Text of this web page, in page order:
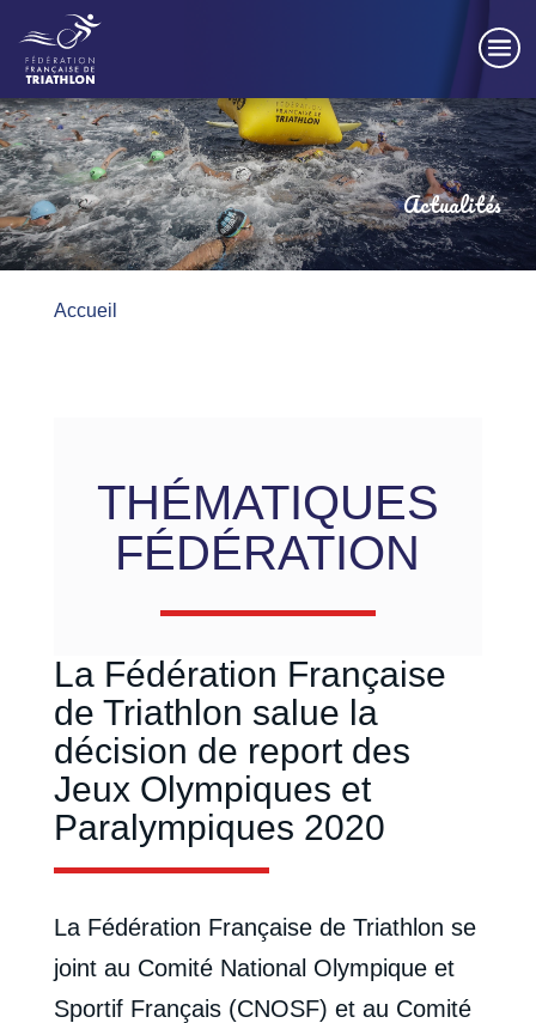
Actualités
Accueil
THÉMATIQUES
FÉDÉRATION
La Fédération Française
de Triathlon salue la
décision de report des
Jeux Olympiques et
Paralympiques 2020
La Fédération Française de Triathlon se
joint au Comité National Olympique et
Sportif Français (CNOSF) et au Comité
Panneau de gestion des cookies